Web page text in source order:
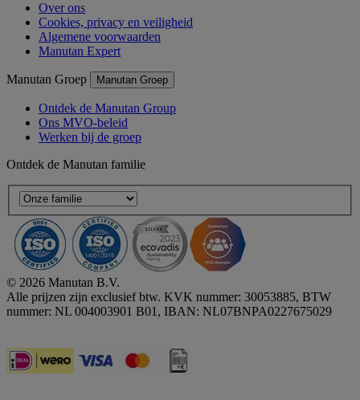
Over ons
Cookies, privacy en veiligheid
Algemene voorwaarden
Manutan Expert
Manutan Groep Manutan Groep
Ontdek de Manutan Group
Ons MVO-beleid
Werken bij de groep
Ontdek de Manutan familie
© 2026 Manutan B.V.
Alle prijzen zijn exclusief btw. KVK nummer: 30053885, BTW
nummer: NL 004003901 B01, IBAN: NL07BNPA0227675029